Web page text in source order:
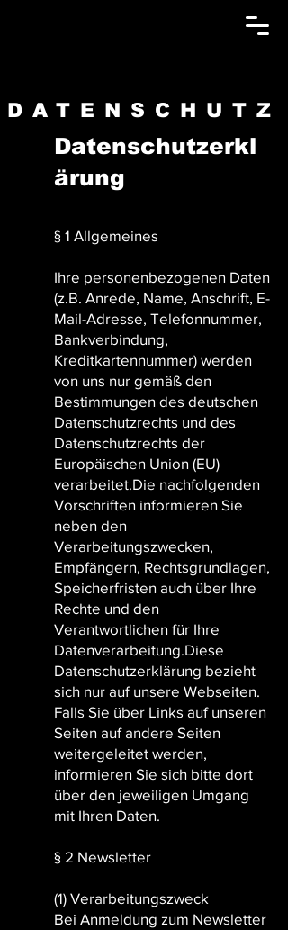
DATENSCHUTZ
Datenschutzerkl
ärung
§ 1 Allgemeines
Ihre personenbezogenen Daten
(z.B. Anrede, Name, Anschrift, E-
Mail-Adresse, Telefonnummer,
Bankverbindung,
Kreditkartennummer) werden
von uns nur gemäß den
Bestimmungen des deutschen
Datenschutzrechts und des
Datenschutzrechts der
Europäischen Union (EU)
verarbeitet.Die nachfolgenden
Vorschriften informieren Sie
neben den
Verarbeitungszwecken,
Empfängern, Rechtsgrundlagen,
Speicherfristen auch über Ihre
Rechte und den
Verantwortlichen für Ihre
Datenverarbeitung.Diese
Datenschutzerklärung bezieht
sich nur auf unsere Webseiten.
Falls Sie über Links auf unseren
Seiten auf andere Seiten
weitergeleitet werden,
informieren Sie sich bitte dort
über den jeweiligen Umgang
mit Ihren Daten.
§ 2 Newsletter
(1) Verarbeitungszweck
Bei Anmeldung zum Newsletter